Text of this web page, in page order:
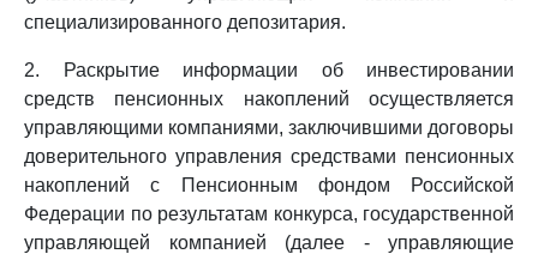
специализированного депозитария.
2. Раскрытие информации об инвестировании
средств пенсионных накоплений осуществляется
управляющими компаниями, заключившими договоры
доверительного управления средствами пенсионных
накоплений с Пенсионным фондом Российской
Федерации по результатам конкурса, государственной
управляющей компанией (далее - управляющие